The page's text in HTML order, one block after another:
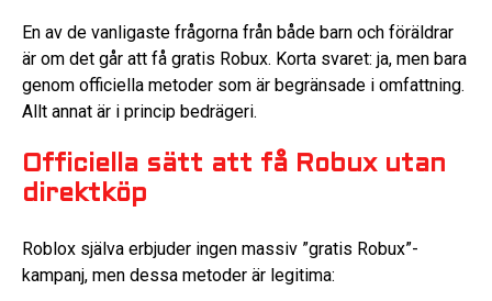
En av de vanligaste frågorna från både barn och föräldrar
är om det går att få gratis Robux. Korta svaret: ja, men bara
genom officiella metoder som är begränsade i omfattning.
Allt annat är i princip bedrägeri.
Officiella sätt att få Robux utan
direktköp
Roblox själva erbjuder ingen massiv ”gratis Robux”-
kampanj, men dessa metoder är legitima: